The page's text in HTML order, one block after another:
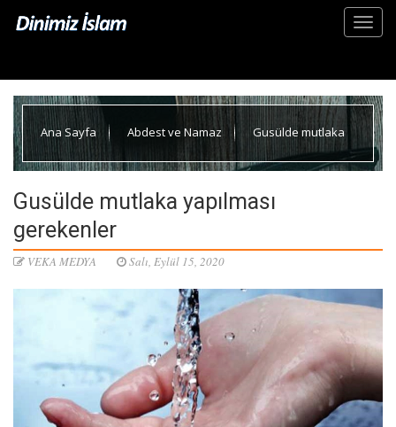
Ana Sayfa Abdest ve Namaz Gusülde mutlaka
Gusülde mutlaka yapılması
gerekenler
VEKA MEDYA Salı, Eylül 15, 2020